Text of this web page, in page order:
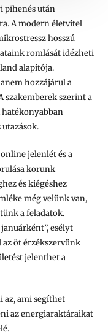
pihenés után
A modern életvitel
hosszú
romlását idézheti
alapítója.
hozzájárul a
szakemberek szerint a
hatékonyabban
jelenlét és a
korunk
és kiégéshez
még velünk van,
a feladatok.
esélyt
az öt érzékszervünk
jelenthet a
az, ami segíthet
az energiaraktáraikat